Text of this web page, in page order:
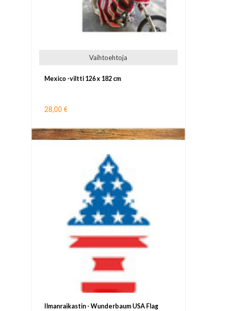
Vaihtoehtoja
Mexico -viltti 126 x 182 cm
28,00 €
Ilmanraikastin - Wunderbaum USA Flag